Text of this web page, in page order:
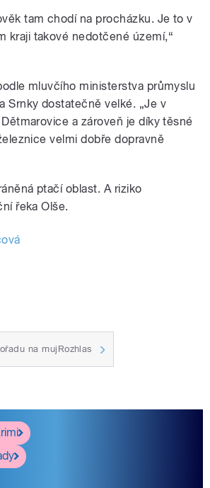
tam chodí na procházku. Je to v
kraji takové nedotčené území,“
mluvčího ministerstva průmyslu
Srnky dostatečně velké. „Je v
a zároveň je díky těsné
velmi dobře dopravně
ptačí oblast. A riziko
řeka Olše.
na mujRozhlas